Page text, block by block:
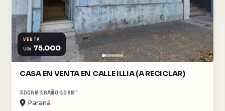
VENTA
US$ 75.000
CASA EN VENTA EN CALLE ILLIA (A RECICLAR)
3DORM 1BAÑO 108M²
Paraná